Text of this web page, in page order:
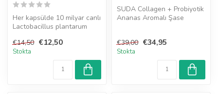
Her kapsülde 10 milyar canlı
Lactobacillus plantarum
Digesti...
€14,50 €12,50
Stokta
SUDA Collagen + Probiyotik
Ananas Aromalı Şase
€39,00 €34,95
Stokta